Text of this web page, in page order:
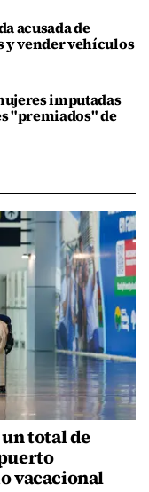
acusada de
vender vehículos
imputadas
"premiados" de
total de
vacacional